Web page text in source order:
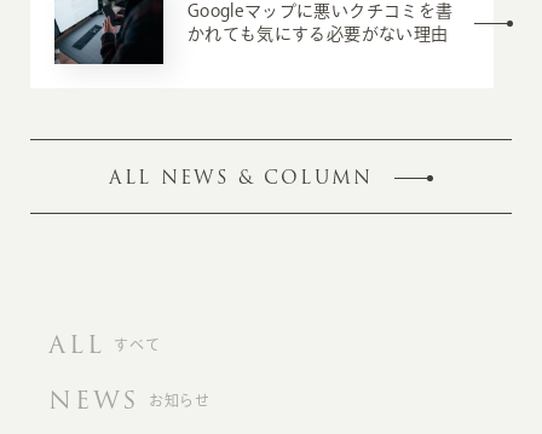
Googleマップに悪いクチコミを書
かれても気にする必要がない理由
ALL NEWS & COLUMN
ALL すべて
NEWS お知らせ